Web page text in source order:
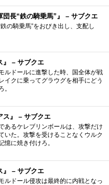
団長“鉄の騎乗馬”』 – サブクエ
の騎乗馬”をおびき出し、支配し
』 – サブクエ
ルドールに進撃した時、国全体が戦
イクに乗ってグラウグを相手にどう
。
ス』 – サブクエ
あるケレブリンボールは、攻撃だけ
いた。攻撃を受けることなくウルク
憶に焼き付けろ。
』 – サブクエ
ルドール侵攻は最終的に内戦となっ